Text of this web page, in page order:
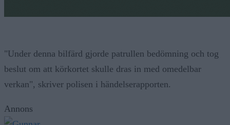
"Under denna bilfärd gjorde patrullen bedömning och tog
beslut om att körkortet skulle dras in med omedelbar
verkan", skriver polisen i händelserapporten.
Annons